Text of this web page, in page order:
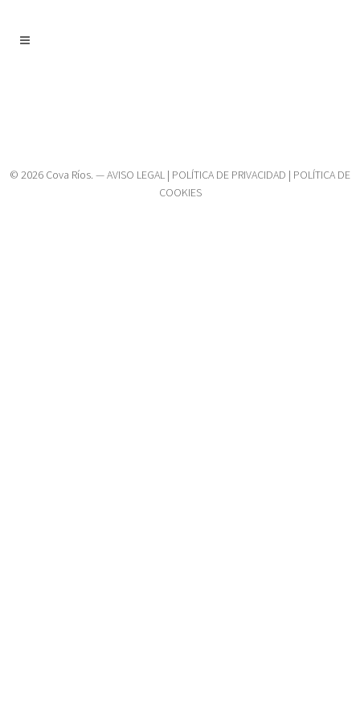
© 2026 Cova Ríos. —AVISO LEGAL | POLÍTICA DE PRIVACIDAD | POLÍTICA DE
COOKIES